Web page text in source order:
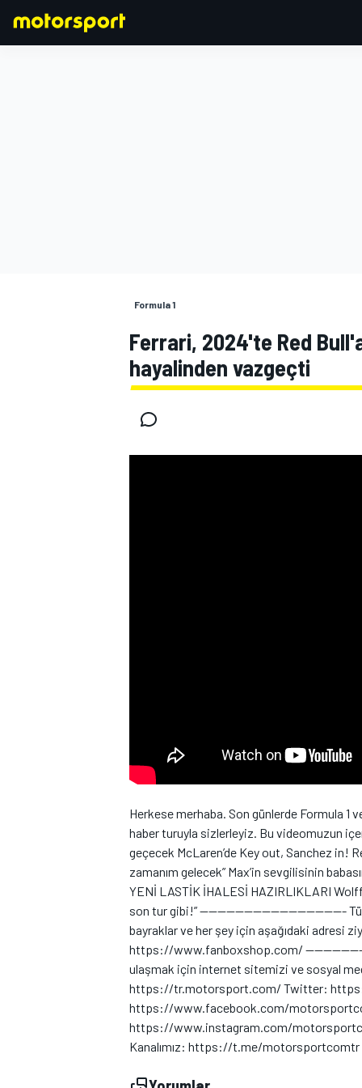
MOTOGP
WRC
Formula 1
Ferrari, 2024'te Red
hayalinden vazgeçti
Herkese merhaba. Son günlerde Formula 1
haber turuyla sizlerleyiz. Bu videomuzun
geçecek McLaren’de Key out, Sanchez in!
zamanım gelecek” Max’in sevgilisinin
YENİ LASTİK İHALESİ HAZIRLIKLARI
son tur gibi!” ---------------------------------
bayraklar ve her şey için aşağıdaki
https://www.fanboxshop.com/
ulaşmak için internet sitemizi ve sosyal
https://tr.motorsport.com/ Twitter:
https://www.facebook.com/
https://www.instagram.com/
Kanalımız: https://t.me/